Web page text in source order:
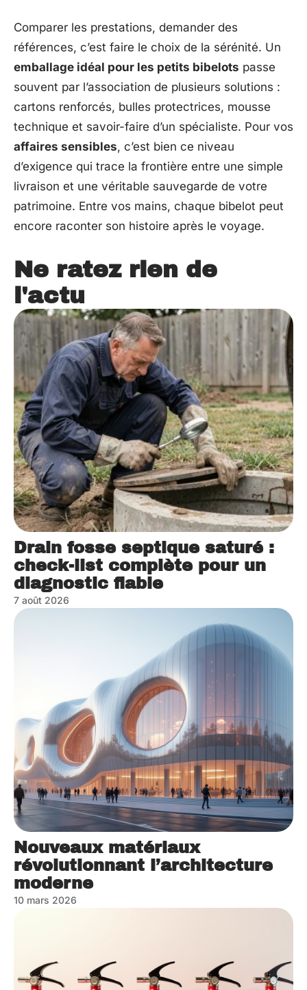
Comparer les prestations, demander des
références, c’est faire le choix de la sérénité. Un
emballage idéal pour les petits bibelots passe
souvent par l’association de plusieurs solutions :
cartons renforcés, bulles protectrices, mousse
technique et savoir-faire d’un spécialiste. Pour vos
affaires sensibles, c’est bien ce niveau
d’exigence qui trace la frontière entre une simple
livraison et une véritable sauvegarde de votre
patrimoine. Entre vos mains, chaque bibelot peut
encore raconter son histoire après le voyage.
Ne ratez rien de
l'actu
Drain fosse septique saturé :
check-list complète pour un
diagnostic fiable
7 août 2026
Nouveaux matériaux
révolutionnant l’architecture
moderne
10 mars 2026